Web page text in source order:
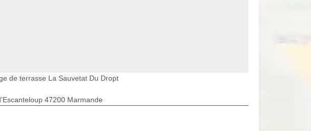
de terrasse La Sauvetat Du Dropt
47200 Marmande